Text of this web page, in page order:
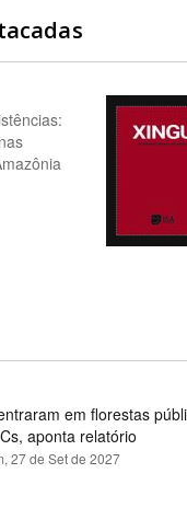
em florestas
aponta relatório
27 de Set de 2027